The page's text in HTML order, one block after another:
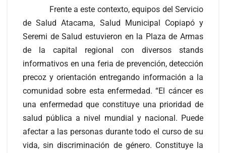
Frente a este contexto, equipos del Servicio
de Salud Atacama, Salud Municipal Copiapó y
Seremi de Salud estuvieron en la Plaza de Armas
de la capital regional con diversos stands
informativos en una feria de prevención, detección
precoz y orientación entregando información a la
comunidad sobre esta enfermedad. “El cáncer es
una enfermedad que constituye una prioridad de
salud pública a nivel mundial y nacional. Puede
afectar a las personas durante todo el curso de su
vida, sin discriminación de género. Constituye la